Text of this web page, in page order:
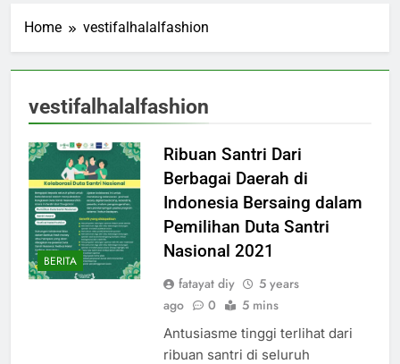
Home vestifalhalalfashion
vestifalhalalfashion
BERITA
Ribuan Santri Dari
Berbagai Daerah di
Indonesia Bersaing dalam
Pemilihan Duta Santri
Nasional 2021
fatayat diy
5 years
ago
0 5 mins
Antusiasme tinggi terlihat dari
ribuan santri di seluruh